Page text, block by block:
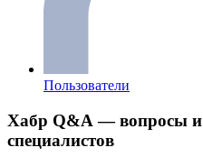
Пользователи
Хабр Q&A — вопросы и
специалистов